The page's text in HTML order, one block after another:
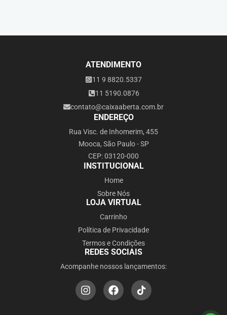
ATENDIMENTO
11 9 8820.5337
11 5190.0876
contato@caixaaberta.com.br
ENDEREÇO
Rua Visc. de Inhomerim, 455
Mooca, São Paulo - SP
CEP: 03120-000
INSTITUCIONAL
Home
Sobre Nós
LOJA VIRTUAL
Carrinho
Política de Privacidade
Termos e Condições
REDES SOCIAIS
Acompanhe nossos lançamentos: